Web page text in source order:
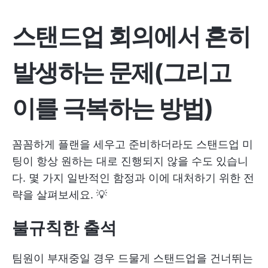
스탠드업 회의에서 흔히
발생하는 문제(그리고
이를 극복하는 방법)
꼼꼼하게 플랜을 세우고 준비하더라도 스탠드업 미
팅이 항상 원하는 대로 진행되지 않을 수도 있습니
다. 몇 가지 일반적인 함정과 이에 대처하기 위한 전
략을 살펴보세요. 💡
불규칙한 출석
팀원이 부재중일 경우 드물게 스탠드업을 건너뛰는